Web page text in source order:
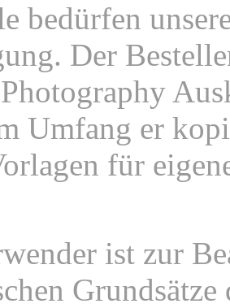
bedürfen
Der
Umfang er
für
ist zur
Grundsätze